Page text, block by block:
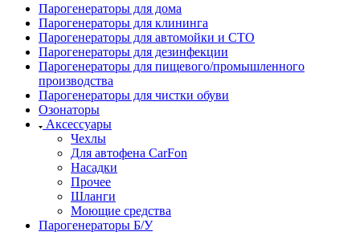
Парогенераторы для дома
Парогенераторы для клининга
Парогенераторы для автомойки и СТО
Парогенераторы для дезинфекции
Парогенераторы для пищевого/промышленного
производства
Парогенераторы для чистки обуви
Озонаторы
Аксессуары
Чехлы
Для автофена CarFon
Насадки
Прочее
Шланги
Моющие средства
Парогенераторы Б/У